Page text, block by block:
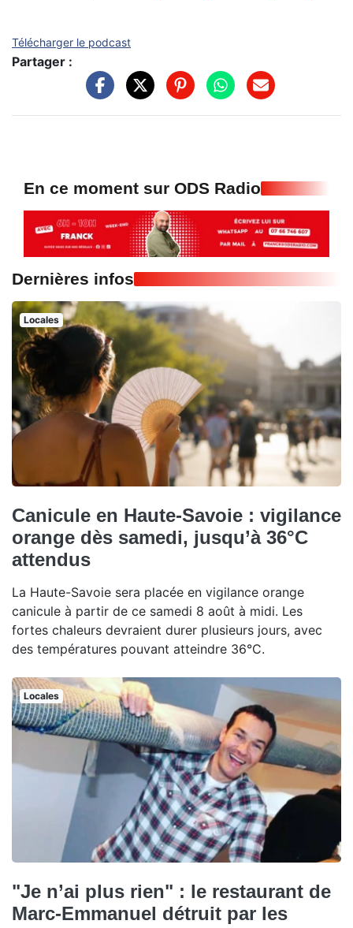
Télécharger le podcast
Partager :
En ce moment sur ODS Radio
Dernières infos
Locales
Canicule en Haute-Savoie : vigilance
orange dès samedi, jusqu’à 36°C
attendus
La Haute-Savoie sera placée en vigilance orange
canicule à partir de ce samedi 8 août à midi. Les
fortes chaleurs devraient durer plusieurs jours, avec
des températures pouvant atteindre 36°C.
Locales
"Je n’ai plus rien" : le restaurant de
Marc-Emmanuel détruit par les